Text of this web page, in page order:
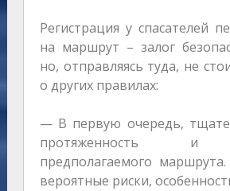
Регистрация у спасателей
на маршрут – залог
но, отправляясь туда, не
о других правилах:
— В первую очередь,
протяженность и
предполагаемого
вероятные риски,